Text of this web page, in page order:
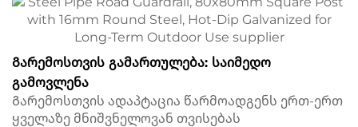
Გარემოსთვის გამართულება: საიმედო
გამოვლენა
Გარემოსთვის ადაპტაცია წარმოადგენს ერთ-ერთ
ყველაზე მნიშვნელოვან თვისებას